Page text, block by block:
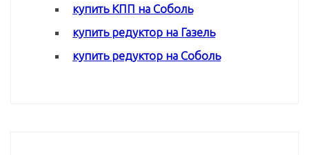
купить КПП на Соболь
купить редуктор на Газель
купить редуктор на Соболь